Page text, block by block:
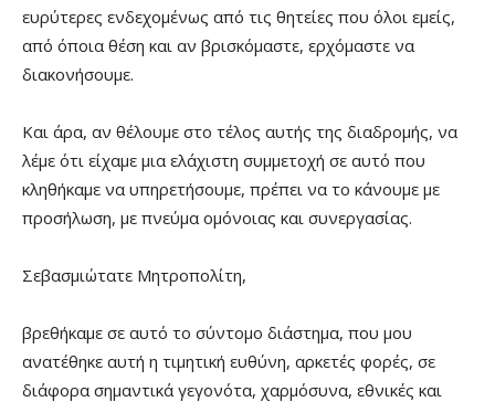
ευρύτερες ενδεχομένως από τις θητείες που όλοι εμείς,
από όποια θέση και αν βρισκόμαστε, ερχόμαστε να
διακονήσουμε.
Και άρα, αν θέλουμε στο τέλος αυτής της διαδρομής, να
λέμε ότι είχαμε μια ελάχιστη συμμετοχή σε αυτό που
κληθήκαμε να υπηρετήσουμε, πρέπει να το κάνουμε με
προσήλωση, με πνεύμα ομόνοιας και συνεργασίας.
Σεβασμιώτατε Μητροπολίτη,
βρεθήκαμε σε αυτό το σύντομο διάστημα, που μου
ανατέθηκε αυτή η τιμητική ευθύνη, αρκετές φορές, σε
διάφορα σημαντικά γεγονότα, χαρμόσυνα, εθνικές και